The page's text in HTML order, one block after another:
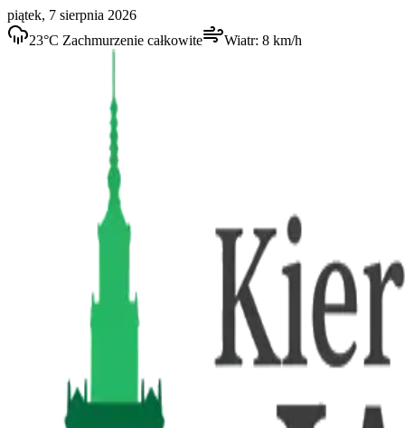
piątek, 7 sierpnia 2026
23°C Zachmurzenie całkowite Wiatr: 8 km/h